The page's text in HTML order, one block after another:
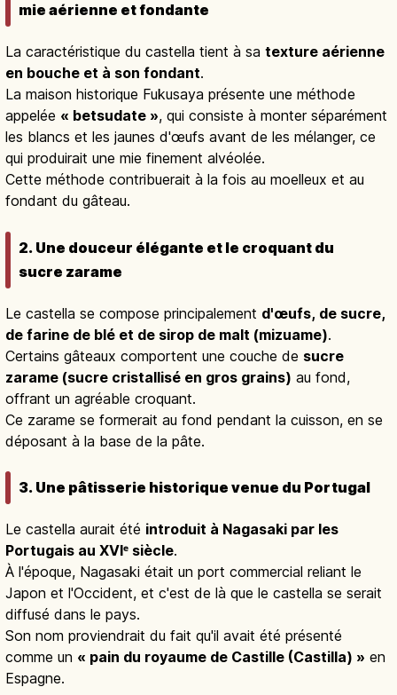
mie aérienne et fondante
La caractéristique du castella tient à sa texture aérienne
en bouche et à son fondant.
La maison historique Fukusaya présente une méthode
appelée « betsudate », qui consiste à monter séparément
les blancs et les jaunes d'œufs avant de les mélanger, ce
qui produirait une mie finement alvéolée.
Cette méthode contribuerait à la fois au moelleux et au
fondant du gâteau.
2. Une douceur élégante et le croquant du
sucre zarame
Le castella se compose principalement d'œufs, de sucre,
de farine de blé et de sirop de malt (mizuame).
Certains gâteaux comportent une couche de sucre
zarame (sucre cristallisé en gros grains) au fond,
offrant un agréable croquant.
Ce zarame se formerait au fond pendant la cuisson, en se
déposant à la base de la pâte.
3. Une pâtisserie historique venue du Portugal
Le castella aurait été introduit à Nagasaki par les
Portugais au XVIᵉ siècle.
À l'époque, Nagasaki était un port commercial reliant le
Japon et l'Occident, et c'est de là que le castella se serait
diffusé dans le pays.
Son nom proviendrait du fait qu'il avait été présenté
comme un « pain du royaume de Castille (Castilla) » en
Espagne.